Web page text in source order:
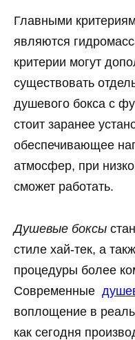
Главными
являются
критерии могут
существовать
душевого бокса с
стоит заранее
обеспечивающее
атмосфер, при
сможет работать.
Душевые боксы
стиле хай-тек, а
процедуры более
Современные
воплощение в
как сегодня